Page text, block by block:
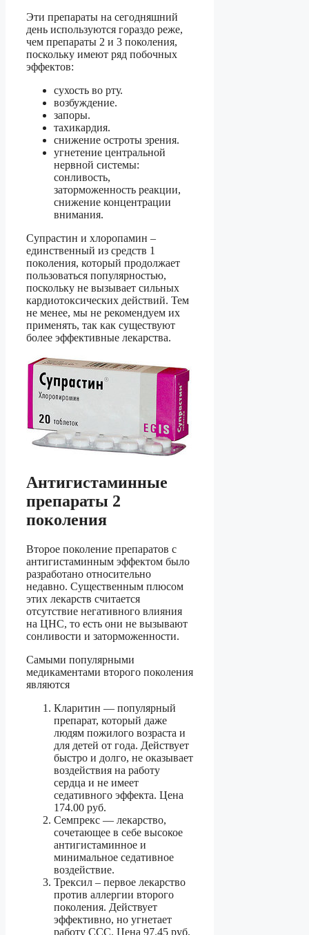
Эти препараты на сегодняшний
день используются гораздо реже,
чем препараты 2 и 3 поколения,
поскольку имеют ряд побочных
эффектов:
сухость во рту.
возбуждение.
запоры.
тахикардия.
снижение остроты зрения.
угнетение центральной
нервной системы:
сонливость,
заторможенность реакции,
снижение концентрации
внимания.
Супрастин и хлоропамин –
единственный из средств 1
поколения, который продолжает
пользоваться популярностью,
поскольку не вызывает сильных
кардиотоксических действий. Тем
не менее, мы не рекомендуем их
применять, так как существуют
более эффективные лекарства.
Антигистаминные
препараты 2
поколения
Второе поколение препаратов с
антигистаминным эффектом было
разработано относительно
недавно. Существенным плюсом
этих лекарств считается
отсутствие негативного влияния
на ЦНС, то есть они не вызывают
сонливости и заторможенности.
Самыми популярными
медикаментами второго поколения
являются
Кларитин — популярный
препарат, который даже
людям пожилого возраста и
для детей от года. Действует
быстро и долго, не оказывает
воздействия на работу
сердца и не имеет
седативного эффекта. Цена
174.00 руб.
Семпрекс — лекарство,
сочетающее в себе высокое
антигистаминное и
минимальное седативное
воздействие.
Трексил – первое лекарство
против аллергии второго
поколения. Действует
эффективно, но угнетает
работу ССС. Цена 97.45 руб.